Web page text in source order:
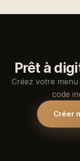
Prêt à
Créez votre menu
code
Créer